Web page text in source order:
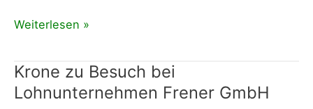
Sonstige
Weiterlesen »
Krone zu Besuch bei
Lohnunternehmen Frener GmbH